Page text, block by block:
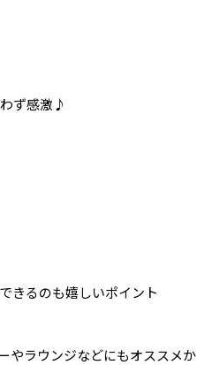
ず感激♪
きるのも嬉しいポイント
やラウンジなどにもオススメか